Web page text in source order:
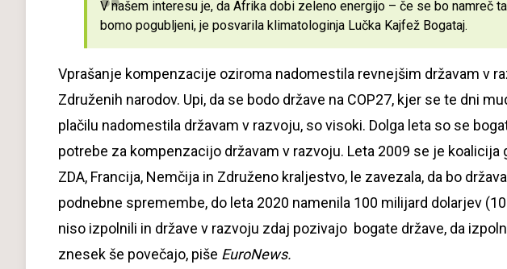
V našem interesu je, da Afrika dobi zeleno energijo – če se bo namreč
bomo pogubljeni, je posvarila klimatologinja Lučka Kajfež Bogataj.
Vprašanje kompenzacije oziroma nadomestila revnejšim državam v
Združenih narodov. Upi, da se bodo države na COP27, kjer se te dni
plačilu nadomestila državam v razvoju, so visoki. Dolga leta so se
potrebe za kompenzacijo državam v razvoju. Leta 2009 se je
ZDA, Francija, Nemčija in Združeno kraljestvo, le zavezala, da bo
podnebne spremembe, do leta 2020 namenila 100 milijard dolarjev
niso izpolnili in države v razvoju zdaj pozivajo bogate države, da
znesek še povečajo, piše EuroNews.